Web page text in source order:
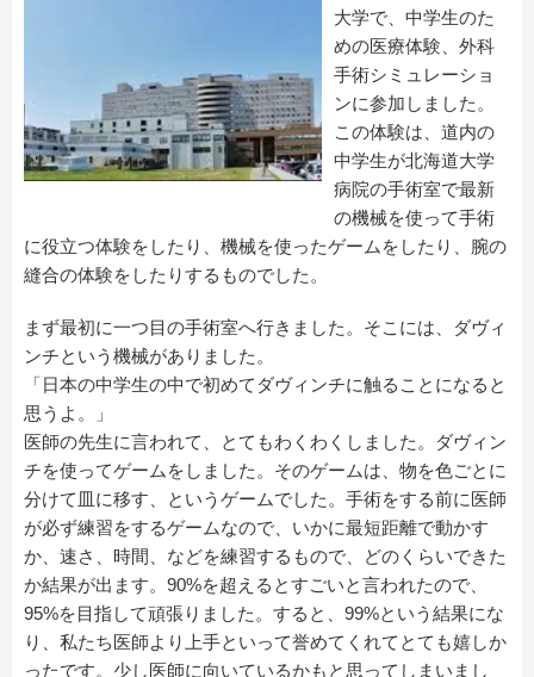
大学で、中学生のた
めの医療体験、外科
手術シミュレーショ
ンに参加しました。
この体験は、道内の
中学生が北海道大学
病院の手術室で最新
の機械を使って手術
に役立つ体験をしたり、機械を使ったゲームをしたり、腕の
縫合の体験をしたりするものでした。
まず最初に一つ目の手術室へ行きました。そこには、ダヴィ
ンチという機械がありました。
「日本の中学生の中で初めてダヴィンチに触ることになると
思うよ。」
医師の先生に言われて、とてもわくわくしました。ダヴィン
チを使ってゲームをしました。そのゲームは、物を色ごとに
分けて皿に移す、というゲームでした。手術をする前に医師
が必ず練習をするゲームなので、いかに最短距離で動かす
か、速さ、時間、などを練習するもので、どのくらいできた
か結果が出ます。90%を超えるとすごいと言われたので、
95%を目指して頑張りました。すると、99%という結果にな
り、私たち医師より上手といって誉めてくれてとても嬉しか
ったです。少し医師に向いているかもと思ってしまいまし